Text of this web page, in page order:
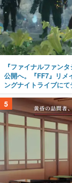
『ファイナルファン
公開へ。『FF7』リ
ングナイトライブに
5